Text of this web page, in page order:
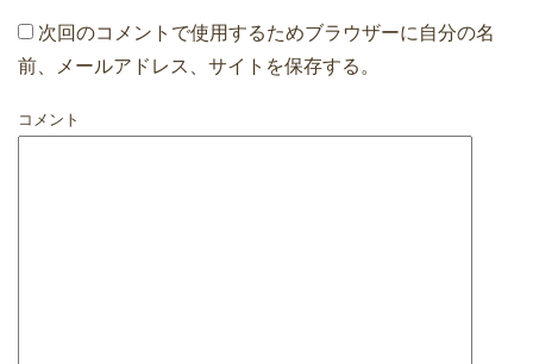
次回のコメントで使用するためブラウザーに自分の名
前、メールアドレス、サイトを保存する。
コメント